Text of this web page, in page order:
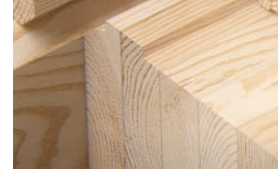
Мы в соцсетях: